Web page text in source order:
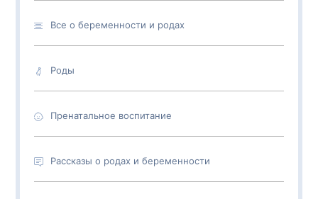
Все о беременности и родах
Роды
Пренатальное воспитание
Рассказы о родах и беременности